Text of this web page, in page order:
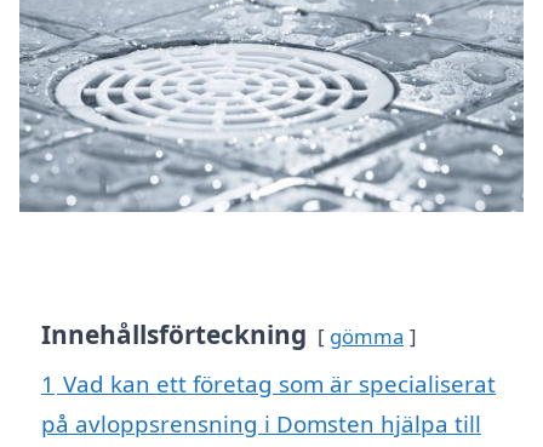
Innehållsförteckning gömma
1 Vad kan ett företag som är specialiserat
på avloppsrensning i Domsten hjälpa till